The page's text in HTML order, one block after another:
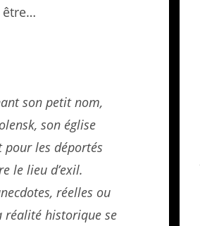
être…
son petit nom,
son église
les déportés
le lieu d’exil.
réelles ou
réalité historique se